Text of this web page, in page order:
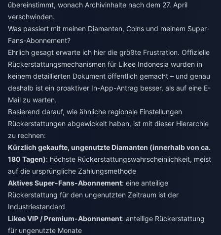
übereinstimmt, wonach Archivinhalte nach dem 27. April
verschwinden.
Was passiert mit meinen Diamanten, Coins und meinem Super-
Fans-Abonnement?
Ehrlich gesagt erwarte ich hier die größte Frustration. Offizielle
Rückerstattungsmechanismen für Likee Indonesia wurden in
keinem detaillierten Dokument öffentlich gemacht – und genau
deshalb ist ein proaktiver In-App-Antrag besser, als auf eine E-
Mail zu warten.
Basierend darauf, wie ähnliche regionale Einstellungen
Rückerstattungen abgewickelt haben, ist mit dieser Hierarchie
zu rechnen:
Kürzlich gekaufte, ungenutzte Diamanten (innerhalb von ca.
180 Tagen): höchste Rückerstattungswahrscheinlichkeit, meist
auf die ursprüngliche Zahlungsmethode
Aktives Super-Fans-Abonnement: eine anteilige
Rückerstattung für den ungenutzten Zeitraum ist der
Industriestandard
Likee VIP / Premium-Abonnement: anteilige Rückerstattung
für ungenutzte Monate